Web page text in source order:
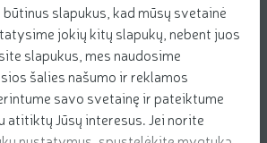
slapukus, kad mūsų svetainė
jokių kitų slapukų, nebent juos
slapukus, mes naudosime
šalies našumo ir reklamos
savo svetainę ir pateiktume
atitiktų Jūsų interesus. Jei norite